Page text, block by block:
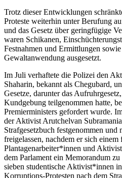
Trotz dieser Entwicklungen
Proteste weiterhin unter Berufung
und das Gesetz über geringfügige
waren Schikanen,
Festnahmen und Ermittlungen
Gewaltanwendung ausgesetzt.
Im Juli verhaftete die Polizei den
Shaharin, bekannt als Chegubard,
Gesetze, darunter das
Kundgebung teilgenommen hatte,
Premierministers gefordert wurde.
der Aktivist Arutchelvan
Strafgesetzbuch festgenommen und
freigelassen, nachdem er sich
Plantagenarbeiter*innen und
dem Parlament ein Memorandum
sieben studentische Aktivist*innen
Korruptions-Protesten nach dem